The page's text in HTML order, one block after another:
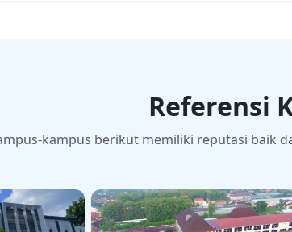
Referensi
kampus berikut memiliki reputasi baik